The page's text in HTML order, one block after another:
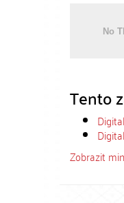
Tento
Zobrazit